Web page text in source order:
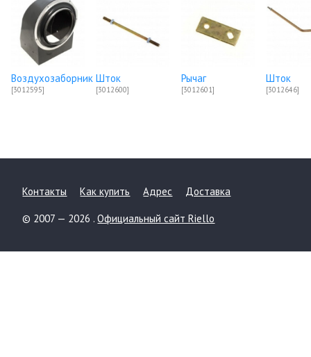
Воздухозаборник
[3012595]
Шток
[3012600]
Рычаг
[3012601]
Шток
[3012646]
Контакты Как купить Адрес Доставка
© 2007 — 2026 .Официальный сайт Riello